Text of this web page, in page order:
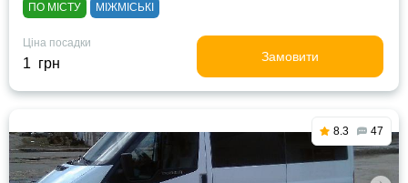
ПО МІСТУ МІЖМІСЬКІ
Ціна посадки
1 грн Замовити
8.3 47